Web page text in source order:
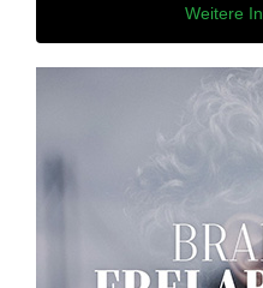
Weitere